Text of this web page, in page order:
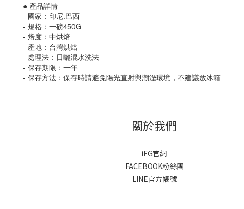
● 產品詳情
- 國家：印尼.巴西
- 規格：一磅450G
- 焙度：中烘焙
- 產地：台灣烘焙
- 處理法：日曬混水洗法
- 保存期限：一年
- 保存方法：保存時請避免陽光直射與潮溼環境，不建議放冰箱
關於我們
iFG官網
FACEBOOK粉絲團
LINE官方帳號